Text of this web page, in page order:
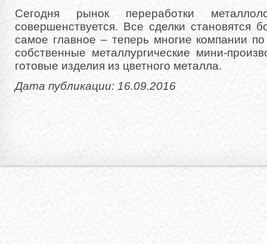
Сегодня рынок переработки
совершенствуется. Все сделки становятся
самое главное – теперь многие компании
собственные металлургические мини-
готовые изделия из цветного металла.
Дата публикации: 16.09.2016